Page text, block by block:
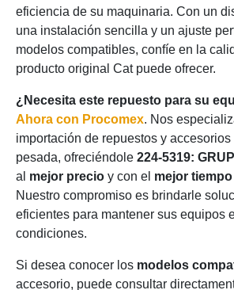
eficiencia de su maquinaria. Con un
una instalación sencilla y un ajuste
modelos compatibles, confíe en la
producto original Cat puede ofrecer.
¿Necesita este repuesto para su
Ahora con Procomex. Nos
importación de repuestos y
pesada, ofreciéndole 224-5319:
al mejor precio y con el mejor
Nuestro compromiso es brindarle
eficientes para mantener sus equipos
condiciones.
Si desea conocer los modelos
accesorio, puede consultar